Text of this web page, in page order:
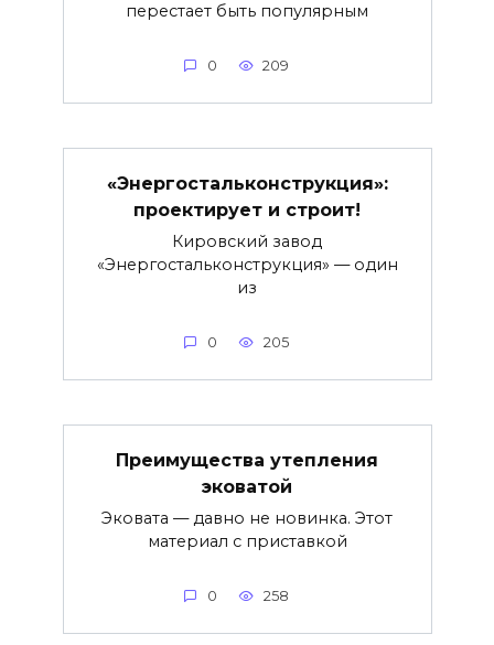
перестает быть популярным
0 209
«Энергостальконструкция»:
проектирует и строит!
Кировский завод
«Энергостальконструкция» — один
из
0 205
Преимущества утепления
эковатой
Эковата — давно не новинка. Этот
материал с приставкой
0 258